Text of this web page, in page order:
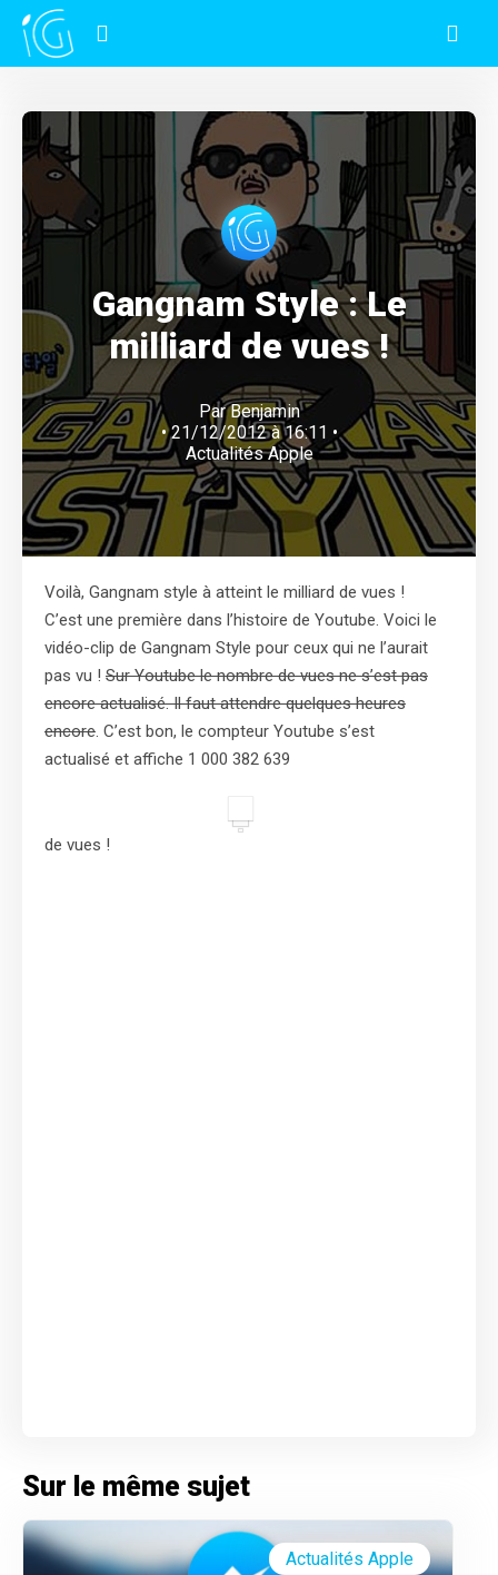
Gangnam Style : Le
milliard de vues !
ParBenjamin
• 21/12/2012 à 16:11 •
Actualités Apple
Voilà, Gangnam style à atteint le milliard de vues !
C’est une première dans l’histoire de Youtube. Voici le
vidéo-clip de Gangnam Style pour ceux qui ne l’aurait
pas vu ! Sur Youtube le nombre de vues ne s’est pas
encore actualisé. Il faut attendre quelques heures
encore. C’est bon, le compteur Youtube s’est
actualisé et affiche 1 000 382 639
de vues !
Sur le même sujet
Actualités Apple